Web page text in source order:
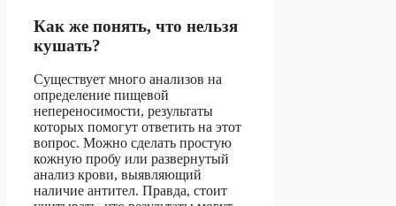
Как же понять, что нельзя
кушать?
Существует много анализов на
определение пищевой
непереносимости, результаты
которых помогут ответить на этот
вопрос. Можно сделать простую
кожную пробу или развернутый
анализ крови, выявляющий
наличие антител. Правда, стоит